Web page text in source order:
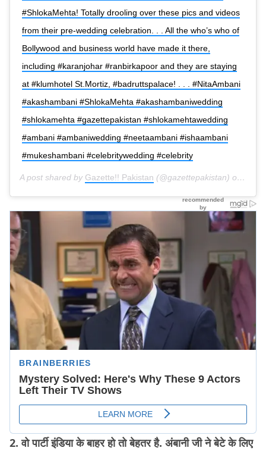
#ShlokaMehta! Totally drooling over these pics and videos
from their pre-wedding celebration. . . All the who’s who of
Bollywood and business world have made it there,
including #karanjohar #ranbirkapoor and they are staying
at #klumhotel St.Mortiz, #badruttspalace! . . . #NitaAmbani
#akashambani #ShlokaMehta #akashambaniwedding
#shlokamehta #gazettepakistan #shlokamehtawedding
#ambani #ambaniwedding #neetaambani #ishaambani
#mukeshambani #celebritywedding #celebrity
A post shared by Gazette!! Pakistan (@gazettepakistan) on
2. वो पार्टी इंडिया के बाहर हो तो बेहतर है. अंबानी जी ने बेटे के लिए